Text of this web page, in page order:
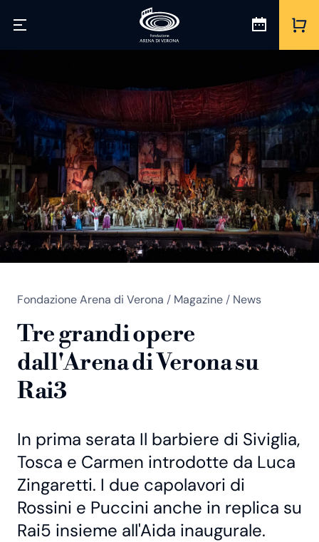
Fondazione Arena di Verona / Magazine / News
Tre grandi opere
dall'Arena di Verona su
Rai3
In prima serata Il barbiere di Siviglia,
Tosca e Carmen introdotte da Luca
Zingaretti. I due capolavori di
Rossini e Puccini anche in replica su
Rai5 insieme all'Aida inaugurale.